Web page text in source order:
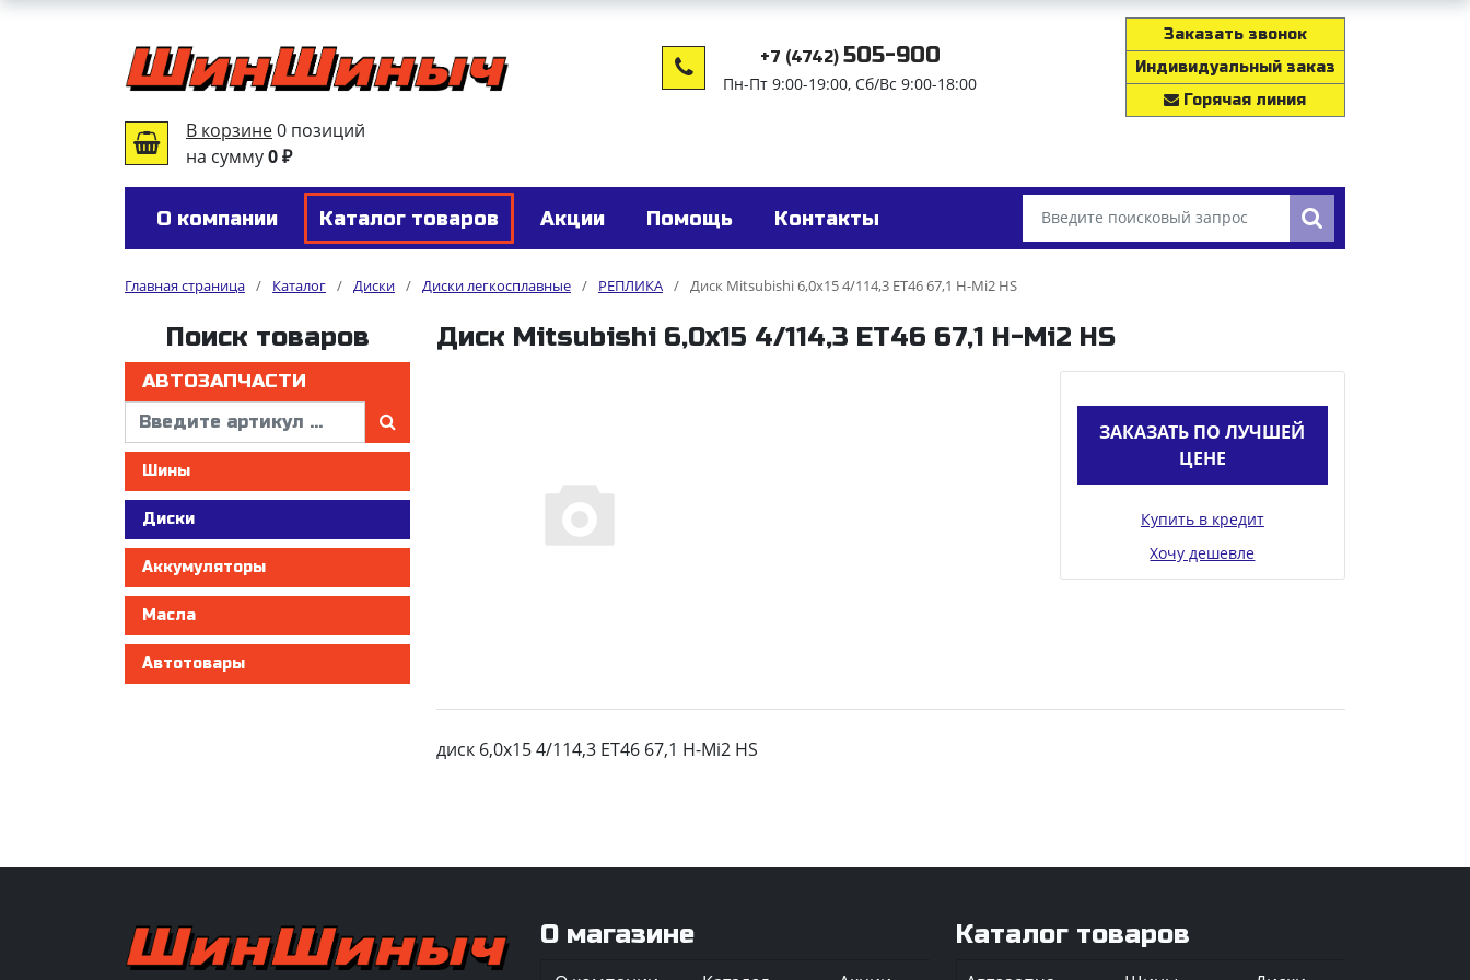
В корзине0 позиций
на сумму0 ₽
+7 (4742) 505-900
Пн-Пт 9:00-19:00, Сб/Вс 9:00-18:00
Заказать звонок
Индивидуальный заказ
Горячая линия
О компании Каталог товаров Акции Помощь Контакты
Главная страница / Каталог / Диски / Диски легкосплавные / РЕПЛИКА / Диск Mitsubishi 6,0x15 4/114,3 ET46 67,1 H-Mi2 HS
Поиск товаров
АВТОЗАПЧАСТИ
Шины
Диски
Аккумуляторы
Масла
Автотовары
Диск Mitsubishi 6,0x15 4/114,3 ET46 67,1 H-Mi2 HS
ЗАКАЗАТЬ ПО ЛУЧШЕЙ
ЦЕНЕ
Купить в кредит
Хочу дешевле
диск 6,0x15 4/114,3 ET46 67,1 H-Mi2 HS
О магазине Каталог товаров